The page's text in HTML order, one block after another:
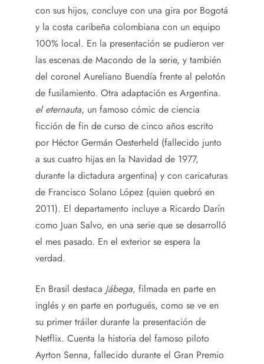
con sus hijos, concluye con una gira por Bogotá
y la costa caribeña colombiana con un equipo
100% local. En la presentación se pudieron ver
las escenas de Macondo de la serie, y también
del coronel Aureliano Buendía frente al pelotón
de fusilamiento. Otra adaptación es Argentina.
el eternauta, un famoso cómic de ciencia
ficción de fin de curso de cinco años escrito
por Héctor Germán Oesterheld (fallecido junto
a sus cuatro hijas en la Navidad de 1977,
durante la dictadura argentina) y con caricaturas
de Francisco Solano López (quien quebró en
2011). El departamento incluye a Ricardo Darín
como Juan Salvo, en una serie que se desarrolló
el mes pasado. En el exterior se espera la
verdad.
En Brasil destaca Jábega, filmada en parte en
inglés y en parte en portugués, como se ve en
su primer tráiler durante la presentación de
Netflix. Cuenta la historia del famoso piloto
Ayrton Senna, fallecido durante el Gran Premio